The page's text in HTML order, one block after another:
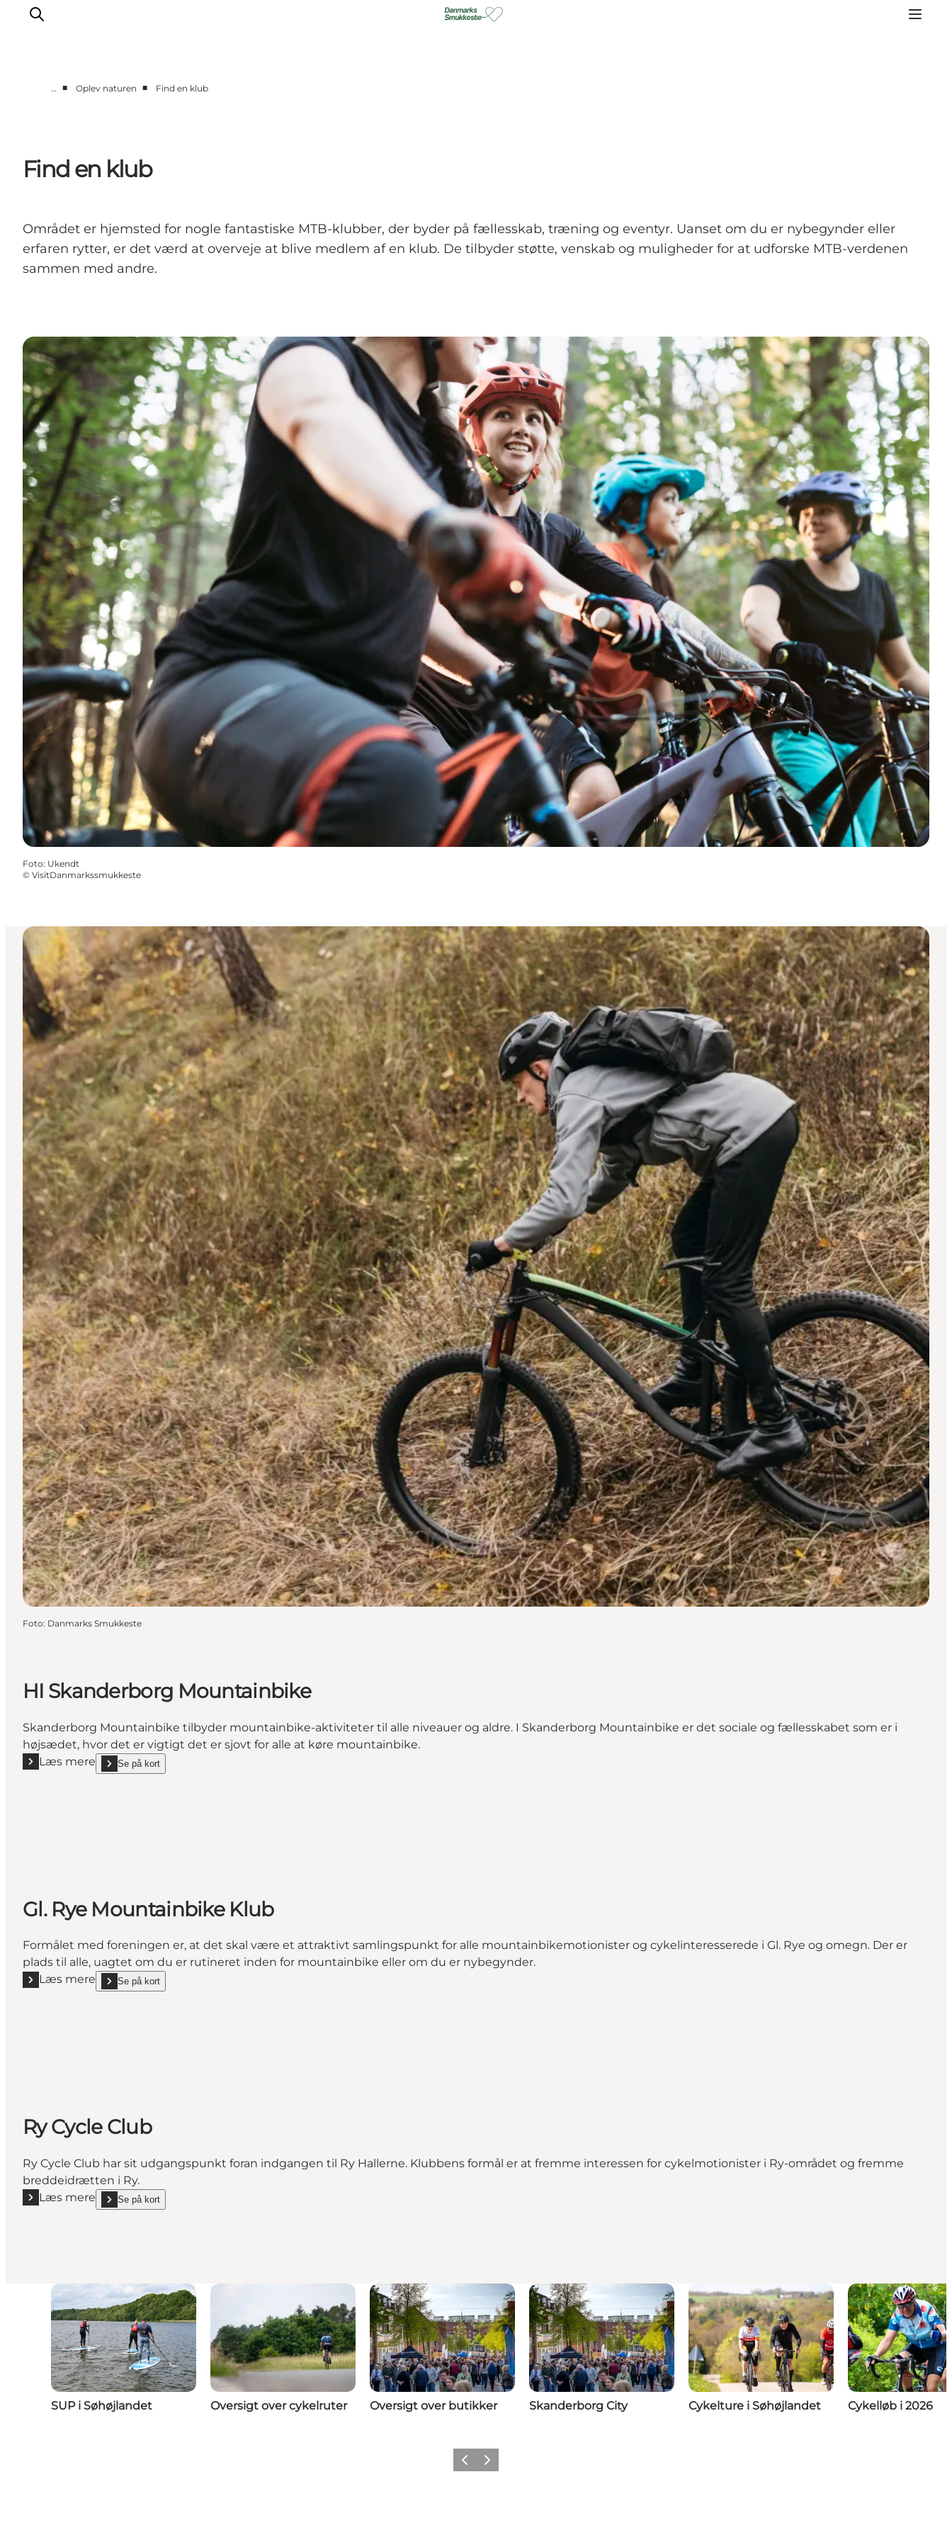
Det sker
Getaway
Planlæg
… ■ Oplev naturen ■ Find en klub
Find en klub
Området er hjemsted for nogle fantastiske MTB-klubber, der byder på fællesskab, træning og eventyr. Uanset om du er nybegynder eller
erfaren rytter, er det værd at overveje at blive medlem af en klub. De tilbyder støtte, venskab og muligheder for at udforske MTB-verdenen
sammen med andre.
Foto: Ukendt
© VisitDanmarkssmukkeste
Foto: Danmarks Smukkeste
HI Skanderborg Mountainbike
Skanderborg Mountainbike tilbyder mountainbike-aktiviteter til alle niveauer og aldre. I Skanderborg Mountainbike er det sociale og fællesskabet som er i
højsædet, hvor det er vigtigt det er sjovt for alle at køre mountainbike.
Læs mere
Læs mere "HI Skanderborg Mountainbike"
Se på kort
show HI Skanderborg Mountainbike on_map
Gl. Rye Mountainbike Klub
Formålet med foreningen er, at det skal være et attraktivt samlingspunkt for alle mountainbikemotionister og cykelinteresserede i Gl. Rye og omegn. Der er
plads til alle, uagtet om du er rutineret inden for mountainbike eller om du er nybegynder.
Læs mere
Læs mere "Gl. Rye Mountainbike Klub"
Se på kort
show Gl. Rye Mountainbike Klub on_map
Ry Cycle Club
Ry Cycle Club har sit udgangspunkt foran indgangen til Ry Hallerne. Klubbens formål er at fremme interessen for cykelmotionister i Ry-området og fremme
breddeidrætten i Ry.
Læs mere
Læs mere "Ry Cycle Club"
Se på kort
show Ry Cycle Club on_map
SUP i Søhøjlandet Oversigt over cykelruter Oversigt over butikker Skanderborg City Cykelture i Søhøjlandet Cykelløb i 2026
Forrige billede
Næste billede